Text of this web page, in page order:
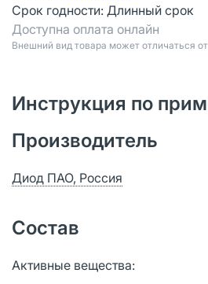
Срок годности: Длинный срок
Доступна оплата онлайн
Bнешний вид товара может отличаться
Инструкция по
Производитель
Диод ПАО, Россия
Состав
Активные вещества: